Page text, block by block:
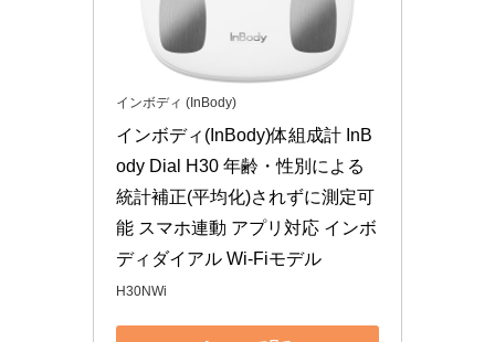
インボディ (InBody)
インボディ(InBody)体組成計 InB
ody Dial H30 年齢・性別による
統計補正(平均化)されずに測定可
能 スマホ連動 アプリ対応 インボ
ディダイアル Wi-Fiモデル
H30NWi